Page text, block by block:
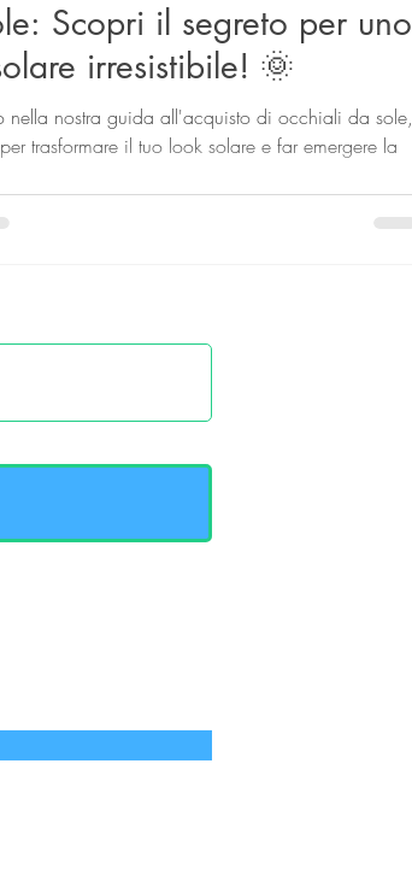
Scopri il segreto per uno
irresistibile! 🌞
nella nostra guida all'acquisto di occhiali da sole,
trasformare il tuo look solare e far emergere la